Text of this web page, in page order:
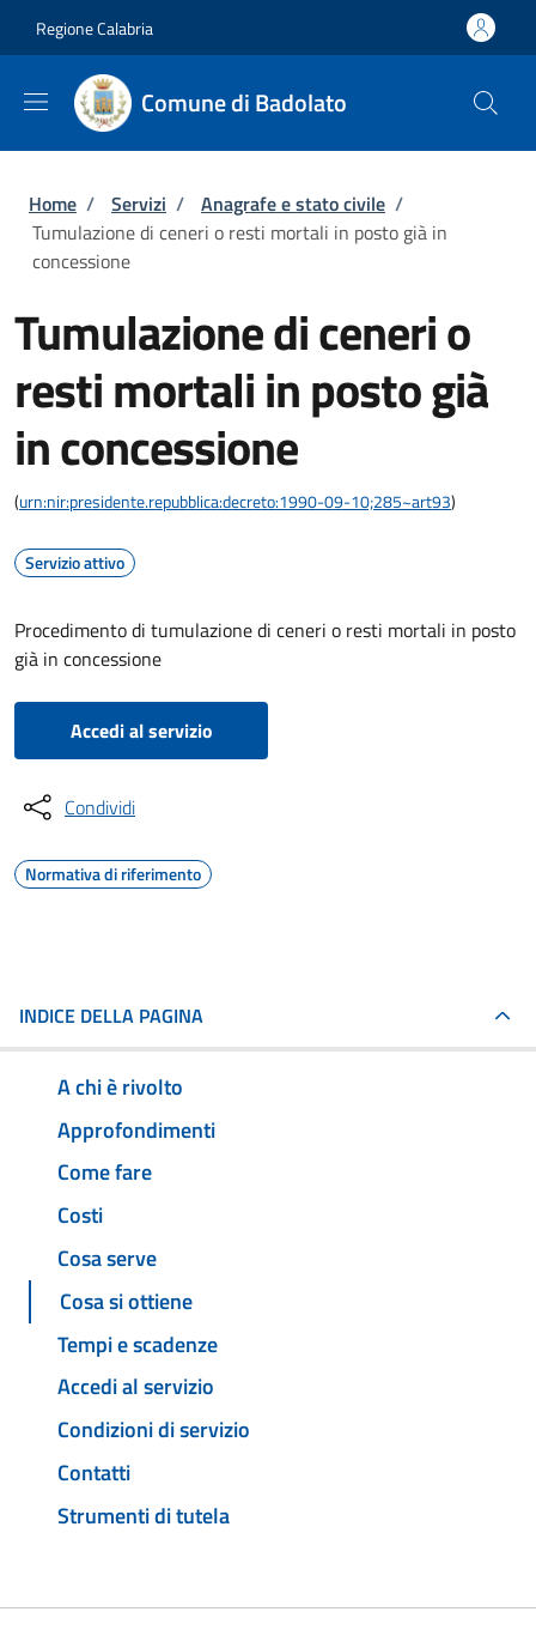
Regione Calabria
Comune di Badolato
Briciole di pane
Home / Servizi / Anagrafe e stato civile /
Tumulazione di ceneri o resti mortali in posto già in
concessione
Tumulazione di ceneri o
resti mortali in posto già
in concessione
(urn:nir:presidente.repubblica:decreto:1990-09-10;285~art93)
Servizio attivo
Procedimento di tumulazione di ceneri o resti mortali in posto
già in concessione
Accedi al servizio
Condividi
Normativa di riferimento
INDICE DELLA PAGINA
A chi è rivolto
Approfondimenti
Come fare
Costi
Cosa serve
Cosa si ottiene
Tempi e scadenze
Accedi al servizio
Condizioni di servizio
Contatti
Strumenti di tutela